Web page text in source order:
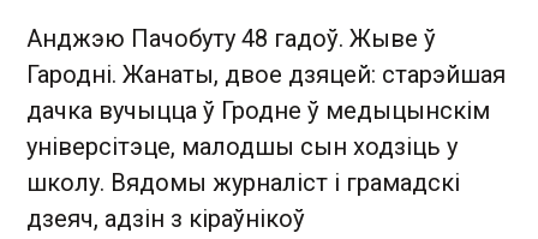
Анджэю Пачобуту 48 гадоў. Жыве ў
Гародні. Жанаты, двое дзяцей: старэйшая
дачка вучыцца ў Гродне ў медыцынскім
універсітэце, малодшы сын ходзіць у
школу. Вядомы журналіст і грамадскі
дзеяч, адзін з кіраўнікоў